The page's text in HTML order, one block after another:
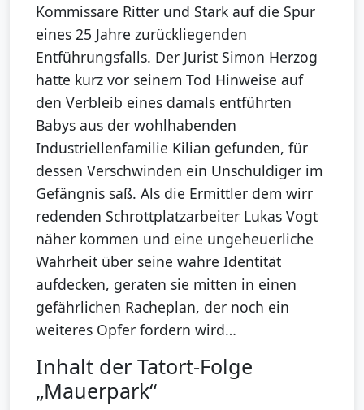
Kommissare Ritter und Stark auf die Spur
eines 25 Jahre zurückliegenden
Entführungsfalls. Der Jurist Simon Herzog
hatte kurz vor seinem Tod Hinweise auf
den Verbleib eines damals entführten
Babys aus der wohlhabenden
Industriellenfamilie Kilian gefunden, für
dessen Verschwinden ein Unschuldiger im
Gefängnis saß. Als die Ermittler dem wirr
redenden Schrottplatzarbeiter Lukas Vogt
näher kommen und eine ungeheuerliche
Wahrheit über seine wahre Identität
aufdecken, geraten sie mitten in einen
gefährlichen Racheplan, der noch ein
weiteres Opfer fordern wird…
Inhalt der Tatort-Folge
„Mauerpark“